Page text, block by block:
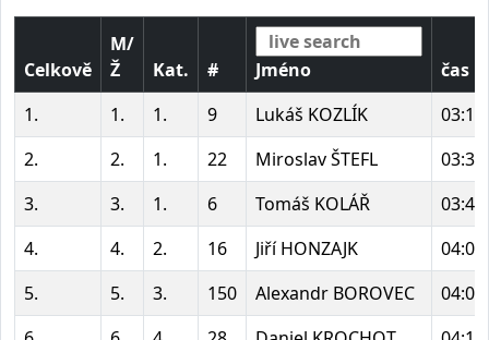
Celkově
M/
Ž
Kat. # Jméno
čas
1.
1. 1. 9 Lukáš KOZLÍK
2.
2. 1. 22 Miroslav ŠTEFL
3.
3. 1. 6 Tomáš KOLÁŘ
4.
4. 2. 16 Jiří HONZAJK
5.
5. 3. 150 Alexandr BOROVEC